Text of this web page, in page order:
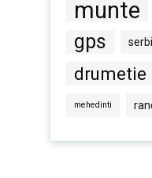
munte
gps
drumetie
mehedinti